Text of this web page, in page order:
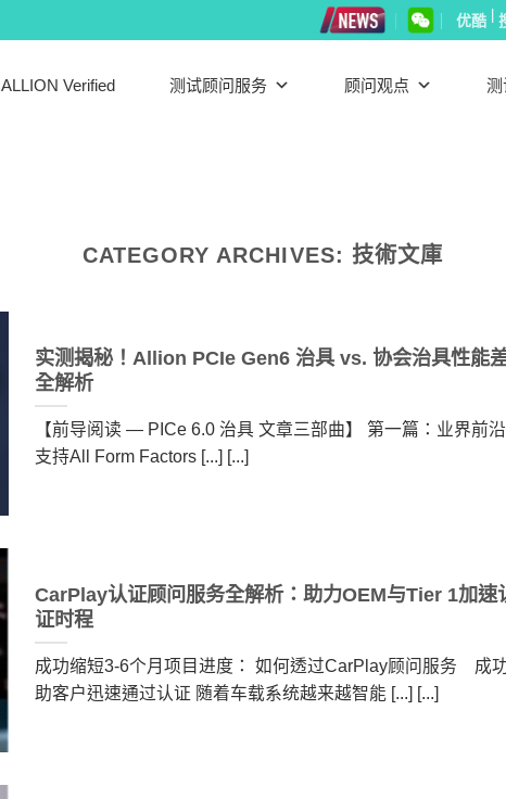
优酷|
ALLION Verified 测试顾问服务 顾问观点 测
CATEGORY ARCHIVES: 技術文庫
实测揭秘！Allion PCIe Gen6 治具 vs. 协会治具性能
全解析
【前导阅读 — PICe 6.0 治具 文章三部曲】 第一篇：业界前
支持All Form Factors [...] [...]
CarPlay认证顾问服务全解析：助力OEM与Tier 1加速
证时程
成功缩短3-6个月项目进度： 如何透过CarPlay顾问服务 成
助客户迅速通过认证 随着车载系统越来越智能 [...] [...]